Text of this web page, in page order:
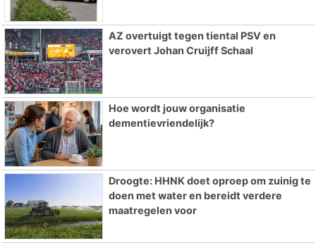
AZ overtuigt tegen tiental PSV en
verovert Johan Cruijff Schaal
Hoe wordt jouw organisatie
dementievriendelijk?
Droogte: HHNK doet oproep om zuinig te
doen met water en bereidt verdere
maatregelen voor